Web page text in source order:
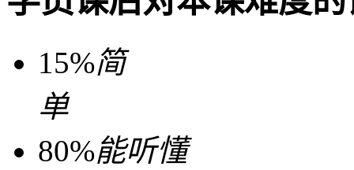
15%简
单
80%能听懂